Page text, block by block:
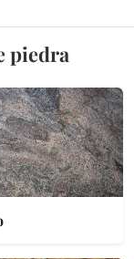
piedra